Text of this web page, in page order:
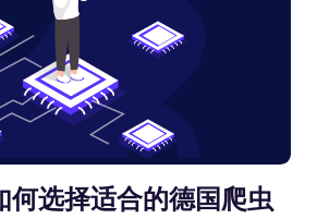
何选择适合的德国爬虫